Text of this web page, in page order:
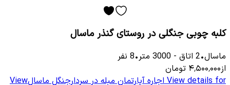
کلبه چوبی جنگلی در روستای گنذر ماسال
ماسال•
2 اتاق -
3000 متر•
8 نفر
از۴٬۵۰۰٬۰۰۰ تومان
View details for اجاره آپارتمان مبله در سردارجنگل ماسالView